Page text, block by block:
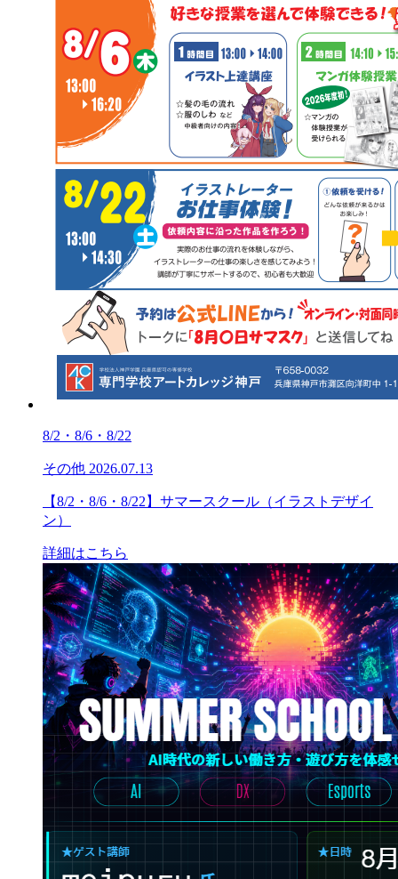
8/2・8/6・8/22
その他 2026.07.13
【8/2・8/6・8/22】サマースクール（イラストデザイ
ン）
詳細はこちら